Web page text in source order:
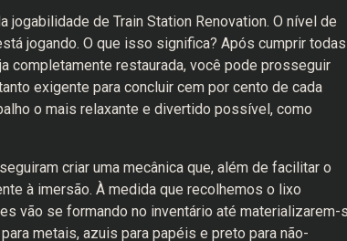
de Train Station Renovation. O nível de
jogando. O que isso significa? Após cumprir todas
completamente restaurada, você pode prosseguir
exigente para concluir cem por cento de cada
o mais relaxante e divertido possível, como
criar uma mecânica que, além de facilitar o
à imersão. À medida que recolhemos o lixo
vão se formando no inventário até materializarem-
metais, azuis para papéis e preto para não-